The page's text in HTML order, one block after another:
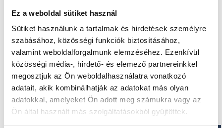
Ez a weboldal sütiket használ
Sütiket használunk a tartalmak és hirdetések személyre
szabásához, közösségi funkciók biztosításához,
valamint weboldalforgalmunk elemzéséhez. Ezenkívül
közösségi média-, hirdető- és elemező partnereinkkel
megosztjuk az Ön weboldalhasználatra vonatkozó
adatait, akik kombinálhatják az adatokat más olyan
adatokkal, amelyeket Ön adott meg számukra vagy az
Ön által használt más szolgáltatásokból gyűjtöttek.
Visszahívást kérek!